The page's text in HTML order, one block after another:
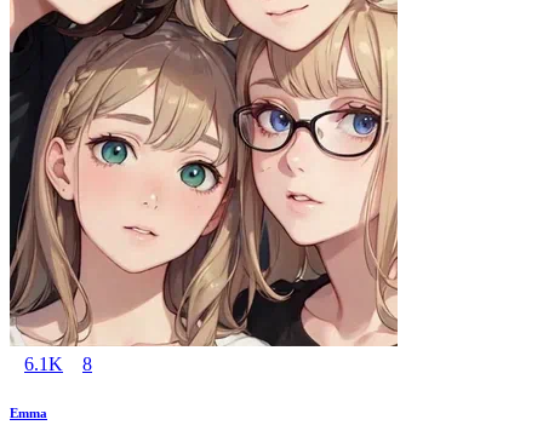
6.1K 8
Emma